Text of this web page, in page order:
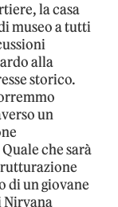
la casa
museo a tutti
alla
storico.
un
che sarà
di un giovane
Nirvana